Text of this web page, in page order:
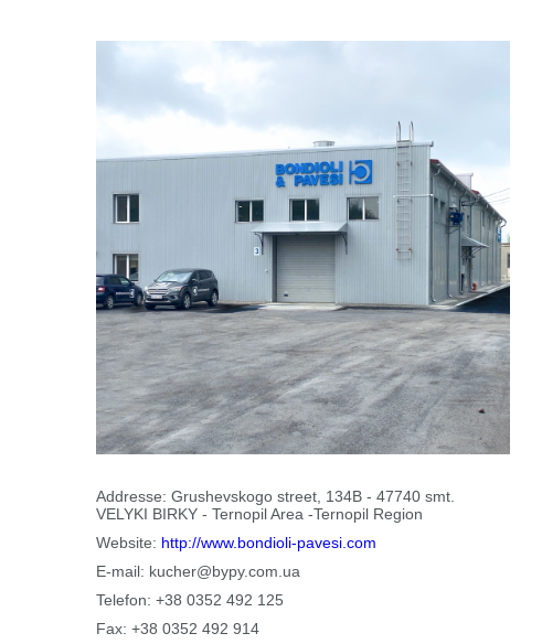
Addresse: Grushevskogo street, 134B - 47740 smt.
VELYKI BIRKY - Ternopil Area -Ternopil Region
Website: http://www.bondioli-pavesi.com
E-mail: kucher@bypy.com.ua
Telefon: +38 0352 492 125
Fax: +38 0352 492 914